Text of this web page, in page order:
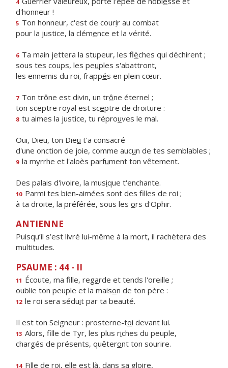
4
d'honneur !
5 Ton honneur, c'est de courir au combat
pour la justice, la clémence et la vérité.
6 Ta main jettera la stupeur, les flèches qui déchirent ;
sous tes coups, les peuples s'abattront,
les ennemis du roi, frappés en plein cœur.
7 Ton trône est divin, un trône éternel ;
ton sceptre royal est sceptre de droiture :
8 tu aimes la justice, tu réprouves le mal.
Oui, Dieu, ton Dieu t'a consacré
d'une onction de joie, comme aucun de tes semblables ;
9 la myrrhe et l'aloès parfument ton vêtement.
Des palais d'ivoire, la musique t'enchante.
10 Parmi tes bien-aimées sont des flles de roi ;
à ta droite, la préférée, sous les ors d'Ophir.
ANTIENNE
Puisqu’il s’est livré lui-même à la mort, il rachètera des
multitudes.
PSAUME : 44 - II
11 Écoute, ma fille, regarde et tends l'oreille ;
oublie ton peuple et la maison de ton père :
12 le roi sera séduit par ta beauté.
Il est ton Seigneur : prosterne-toi devant lui.
13 Alors, fille de Tyr, les plus riches du peuple,
chargés de présents, quêteront ton sourire.
14 Fille de roi, elle est là, dans sa gloire,